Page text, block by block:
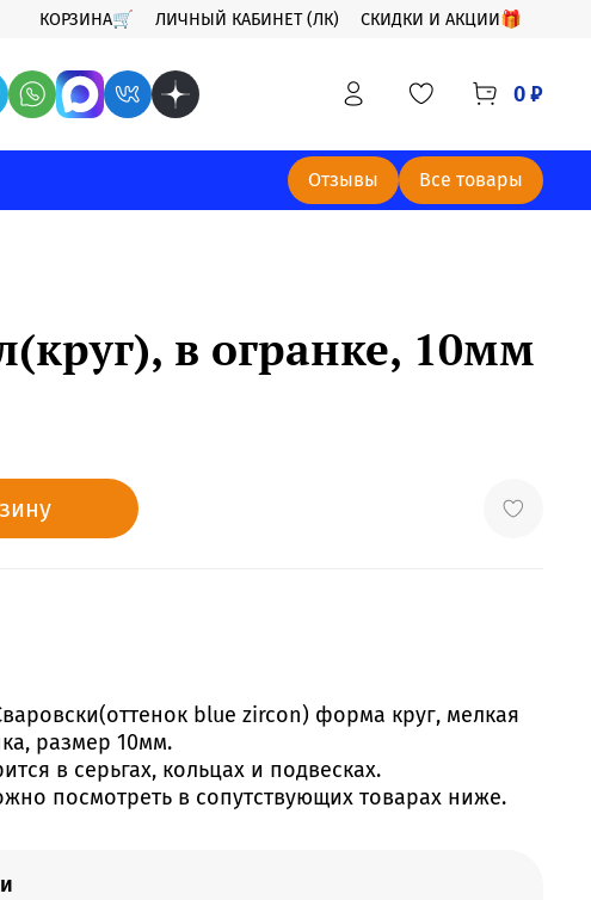
КОРЗИНА🛒 ЛИЧНЫЙ КАБИНЕТ (ЛК) СКИДКИ И АКЦИИ🎁
0 ₽
Отзывы Все товары
в огранке, 10мм
blue zircon) форма круг, мелкая
размер 10мм.
в серьгах, кольцах и подвесках.
посмотреть в сопутствующих товарах ниже.